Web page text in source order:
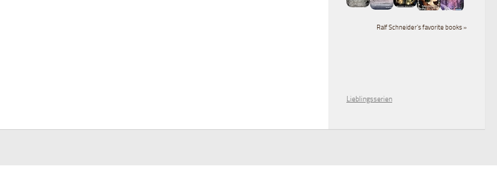
Ralf Schneider's favorite books »
Lieblingsserien